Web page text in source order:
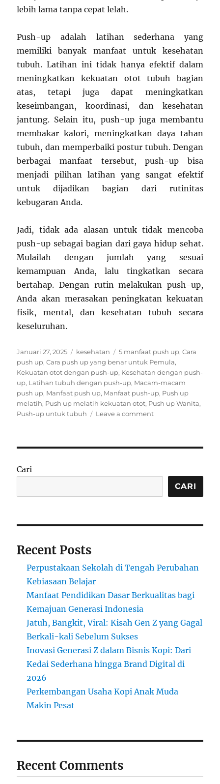
lebih lama tanpa cepat lelah.
Push-up adalah latihan sederhana yang
memiliki banyak manfaat untuk kesehatan
tubuh. Latihan ini tidak hanya efektif dalam
meningkatkan kekuatan otot tubuh bagian
atas, tetapi juga dapat meningkatkan
keseimbangan, koordinasi, dan kesehatan
jantung. Selain itu, push-up juga membantu
membakar kalori, meningkatkan daya tahan
tubuh, dan memperbaiki postur tubuh. Dengan
berbagai manfaat tersebut, push-up bisa
menjadi pilihan latihan yang sangat efektif
untuk dijadikan bagian dari rutinitas
kebugaran Anda.
Jadi, tidak ada alasan untuk tidak mencoba
push-up sebagai bagian dari gaya hidup sehat.
Mulailah dengan jumlah yang sesuai
kemampuan Anda, lalu tingkatkan secara
bertahap. Dengan rutin melakukan push-up,
Anda akan merasakan peningkatan kekuatan
fisik, mental, dan kesehatan tubuh secara
keseluruhan.
Posted
on
Januari 27, 2025 Categories
kesehatan Tags
5 manfaat push up,Cara
push up,Cara push up yang benar untuk Pemula,
Kekuatan otot dengan push-up, Kesehatan dengan push-
up, Latihan tubuh dengan push-up, Macam-macam
push up, Manfaat push up, Manfaat push-up, Push up
melatih, Push up melatih kekuatan otot, Push up Wanita,
Push-up untuk tubuh
Leave a commenton
Latihan
Sederhana
dengan
Cari
CARI
Recent Posts
Perpustakaan Sekolah di Tengah Perubahan
Kebiasaan Belajar
Manfaat Pendidikan Dasar Berkualitas bagi
Kemajuan Generasi Indonesia
Jatuh, Bangkit, Viral: Kisah Gen Z yang Gagal
Berkali-kali Sebelum Sukses
Inovasi Generasi Z dalam Bisnis Kopi: Dari
Kedai Sederhana hingga Brand Digital di
2026
Perkembangan Usaha Kopi Anak Muda
Makin Pesat
Recent Comments